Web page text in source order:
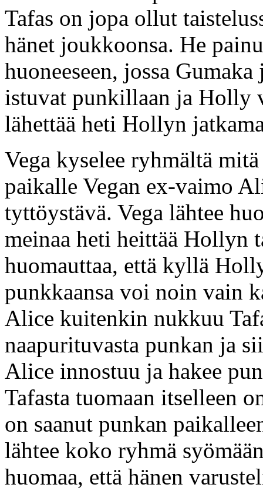
Tafas on jopa ollut
hänet joukkoonsa. He
huoneeseen, jossa
istuvat punkillaan ja Holly
lähettää heti Hollyn
Vega kyselee ryhmältä
paikalle Vegan ex-vaimo
tyttöystävä. Vega lähtee
meinaa heti heittää Hollyn
huomauttaa, että kyllä
punkkaansa voi noin vain
Alice kuitenkin nukkuu
naapurituvasta punkan ja
Alice innostuu ja hakee
Tafasta tuomaan itselleen
on saanut punkan
lähtee koko ryhmä
huomaa, että hänen